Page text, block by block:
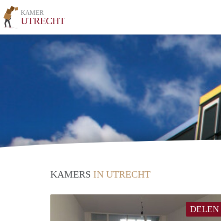
KAMER
UTRECHT
KAMERS IN UTRECHT
DELEN